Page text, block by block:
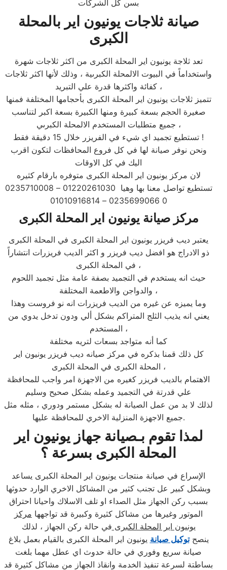
بسن كل الشركات
صيانة ثلاجات يونيون اير بالمحلة
الكبرى
تعد ثلاجة يونيون اير المحلة الكبرى من اكثر ثلاجات شهرة
واستخداماً في البيوت الالمحلة الكبرىية ، وذلك لأنها اكثر ثلاجات
كفائة واكثرها قدرة علي التبريد ،
تتميز ثلاجات يونيون اير المحلة الكبرى بأحجامها المختلفة فمنها
صغيرة الحجم بسعة كبيرة ومنها الكبيرة بسعة اكبر لتناسب
جميع متطلبات المستخدم الالمحلة الكبرىي ،
تستطيع تجميد اي شيء في الفريزر خلال 15 دقيقة فقط !
ونحن نوفر صيانة لها في كل فروع المحافظات لتكون اقرب
اليك في كل الاوقات
لان مركز يونيون اير المحلة الكبرى متوفره بارقام كثيره
تستطيع تواصل معنا بها وهيا 01220261030 – 0235710008
0 0235699066 – 01010916814
مركز صيانة يونيون اير المحلة الكبرى
يعتبر ديب فريزر يونيون اير المحلة الكبرى في المحلة الكبرى
ذو الادراج هو افضل ديب فريزر و اكثر الديب فريزرات انتشاراً
في المحلة الكبرى ،
حيث انه يستخدم في التجميد بصفة عامة مثل تجميد اللحوم
والدواجن والاطعمة المختلفة ،
وما يميزه عن غيره من الديب فريزرات انه نو فروست وهذا
يعني انه يذيب الثلج المتراكم بشكل ألي ودون تدخل يدوي من
المستخدم ،
كما أنه متواجد بسعات لتريه مختلفة
كل ذلك قمنا بذكره في مركز صيانه ديب فريزر يونيون اير
المحلة الكبرى في المحلة الكبرى ،
الاهتمام بالديب فريزر كغيره من الاجهزة امر واجب للمحافظة
علي قدرتة في التجميد وعمله بشكل صحيح وسليم
لذلك لا بد من عمل الصيانة له بشكل مستمر ودوري ، مثله مثل
جميع الاجهزة المنزلية الاخري للمحافظة عليها.
لمذا تقوم بـصيانة جهاز يونيون اير
المحلة الكبرى بسرعة ؟
الإسراع في صيانة منتجات يونيون اير المحلة الكبرى يساعد
وبشكل كبير عل تجنب كثير من المشاكل الاخري الوارد حدوثها
بسبب ركن الجهاز مثل الصداء او تلف الاسلاك واحيانا احتراق
الموتور وغيرها من مشاكل كثيرة وكبيرة قد تواجهها مركز
يونيون اير المحلة الكبرى في حالة ركن الجهاز ، لذلك
ينصحتوكيل صيانة يونيون اير المحلة الكبرى بالقيام بعمل بلاغ
صيانة سريع وفوري في حالة حدوث اي عطل مهما بلغت
بساطتة لسرعة تنفيذ الخدمة وانقاذ الجهاز من مشاكل كثيرة قد